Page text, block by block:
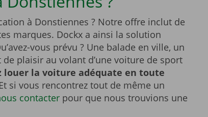
à Donstiennes ? Notre offre inclut de
marques. Dockx a ainsi la solution
vous prévu ? Une balade en ville, un
plaisir au volant d’une voiture de sport
louer la voiture adéquate en toute
si vous rencontrez tout de même un
contacterpour que nous trouvions une